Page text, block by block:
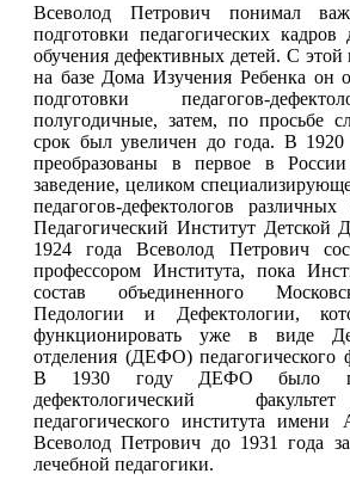
Всеволод Петрович понимал
подготовки педагогических
обучения дефективных детей. С
на базе Дома Изучения Ребенка он
подготовки педагогов-
полугодичные, затем, по просьбе
срок был увеличен до года. В
преобразованы в первое в
заведение, целиком
педагогов-дефектологов
Педагогический Институт Детской
1924 года Всеволод Петрович
профессором Института, пока
состав объединенного
Педологии и Дефектологии,
функционировать уже в виде
отделения (ДЕФО) педагогического
В 1930 году ДЕФО было
дефектологический
педагогического института
Всеволод Петрович до 1931 года
лечебной педагогики.